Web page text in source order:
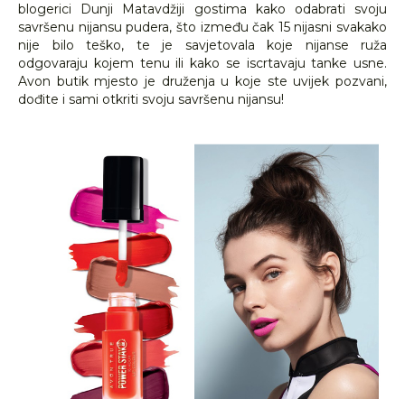
blogerici Dunji Matavdžiji gostima kako odabrati svoju
savršenu nijansu pudera, što između čak 15 nijasni svakako
nije bilo teško, te je savjetovala koje nijanse ruža
odgovaraju kojem tenu ili kako se iscrtavaju tanke usne.
Avon butik mjesto je druženja u koje ste uvijek pozvani,
dođite i sami otkriti svoju savršenu nijansu!